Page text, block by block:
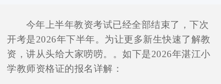
今年上半年教资考试已经全部结束了，下次
开考是2026年下半年。为让更多新生快速了解教
资，讲从头给大家唠唠。。如下是2026年湛江小
学教师资格证的报名详解：